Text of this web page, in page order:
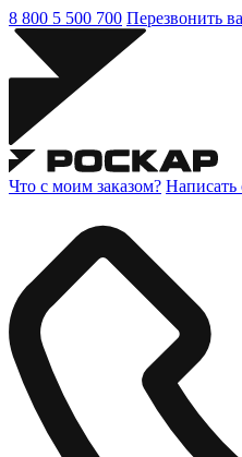
8 800 5 500 700 Перезвонить
Что с моим заказом? Написать